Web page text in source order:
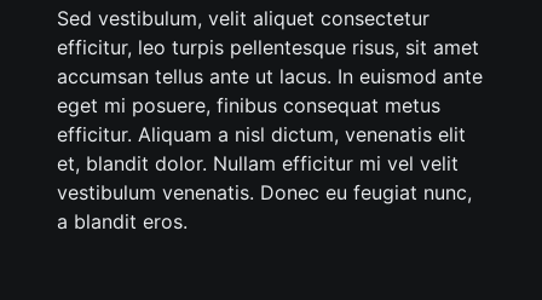
Sed vestibulum, velit aliquet consectetur
efficitur, leo turpis pellentesque risus, sit amet
accumsan tellus ante ut lacus. In euismod ante
eget mi posuere, finibus consequat metus
efficitur. Aliquam a nisl dictum, venenatis elit
et, blandit dolor. Nullam efficitur mi vel velit
vestibulum venenatis. Donec eu feugiat nunc,
a blandit eros.